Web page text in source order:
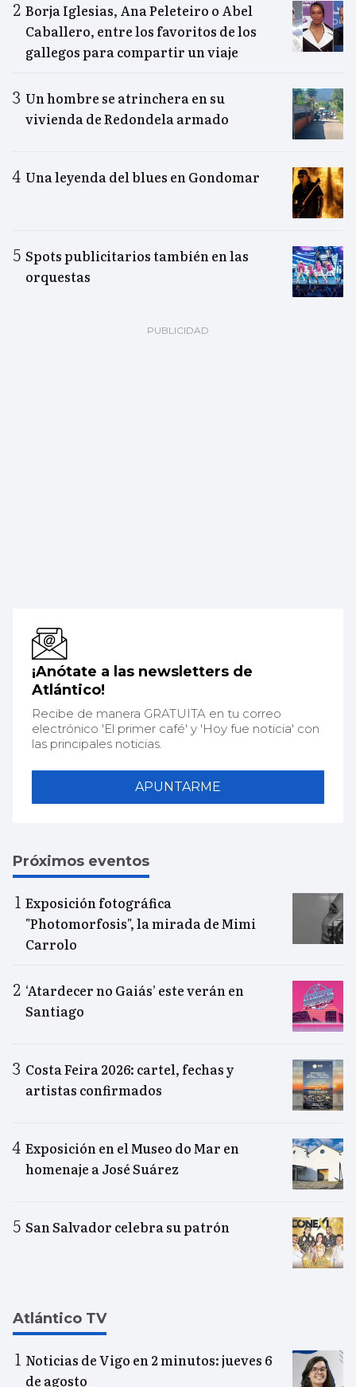
Borja Iglesias, Ana Peleteiro o Abel
Caballero, entre los favoritos de los
gallegos para compartir un viaje
Un hombre se atrinchera en su
vivienda de Redondela armado
Una leyenda del blues en Gondomar
Spots publicitarios también en las
orquestas
¡Anótate a las newsletters de
Atlántico!
Recibe de manera GRATUITA en tu correo
electrónico 'El primer café' y 'Hoy fue noticia' con
las principales noticias.
APUNTARME
Próximos eventos
Exposición fotográfica
"Photomorfosis", la mirada de Mimi
Carrolo
‘Atardecer no Gaiás’ este verán en
Santiago
Costa Feira 2026: cartel, fechas y
artistas confirmados
Exposición en el Museo do Mar en
homenaje a José Suárez
San Salvador celebra su patrón
Atlántico TV
Noticias de Vigo en 2 minutos: jueves 6
de agosto